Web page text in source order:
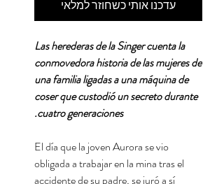
עדכנו אותי כשחוזר למלאי
Las herederas de la Singer cuenta la
conmovedora historia de las mujeres de
una familia ligadas a una máquina de
coser que custodió un secreto durante
cuatro generaciones.
El día que la joven Aurora se vio
obligada a trabajar en la mina tras el
accidente de su padre, se juró a sí